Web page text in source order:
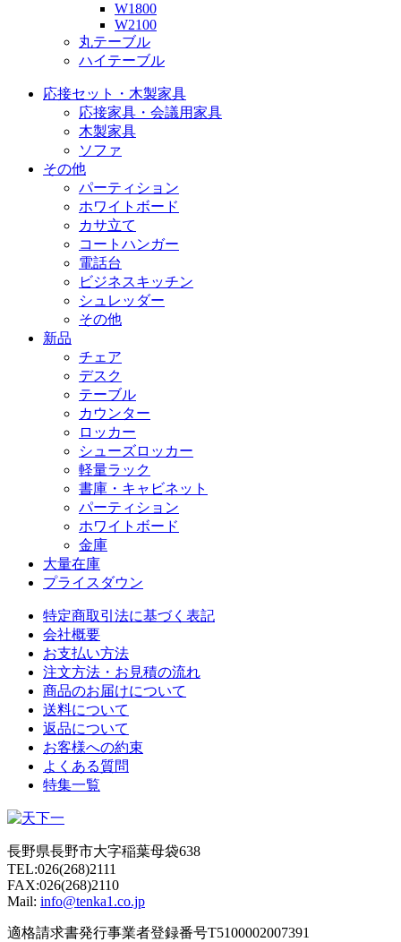
W1800
W2100
丸テーブル
ハイテーブル
応接セット・木製家具
応接家具・会議用家具
木製家具
ソファ
その他
パーティション
ホワイトボード
カサ立て
コートハンガー
電話台
ビジネスキッチン
シュレッダー
その他
新品
チェア
デスク
テーブル
カウンター
ロッカー
シューズロッカー
軽量ラック
書庫・キャビネット
パーティション
ホワイトボード
金庫
大量在庫
プライスダウン
特定商取引法に基づく表記
会社概要
お支払い方法
注文方法・お見積の流れ
商品のお届けについて
送料について
返品について
お客様への約束
よくある質問
特集一覧
長野県長野市大字稲葉母袋638
TEL:026(268)2111
FAX:026(268)2110
Mail: info@tenka1.co.jp
適格請求書発行事業者登録番号T5100002007391